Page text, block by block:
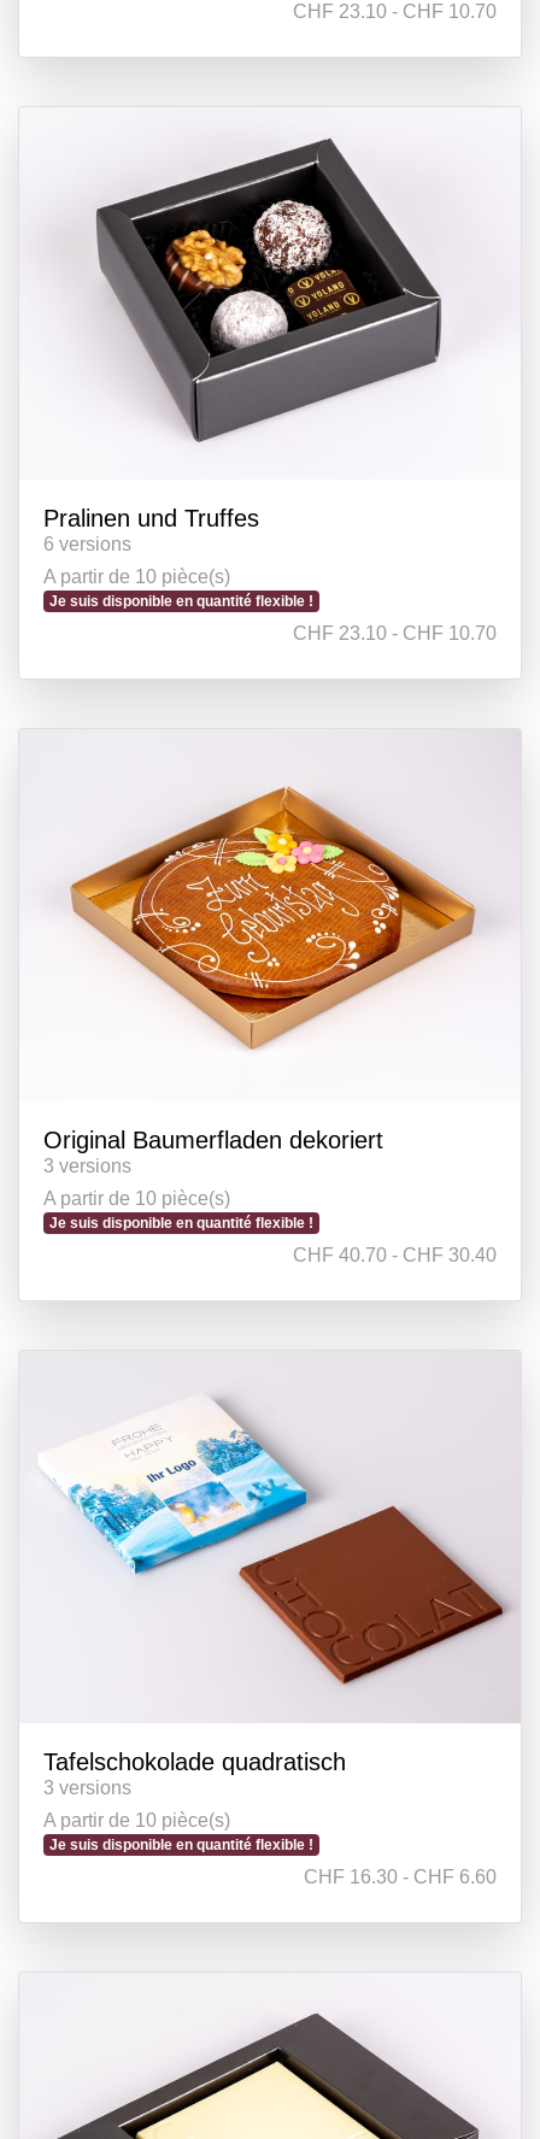
CHF 23.10 - CHF 10.70
Pralinen und Truffes
6 versions
A partir de 10 pièce(s)
Je suis disponible en quantité flexible !
CHF 23.10 - CHF 10.70
Original Baumerfladen dekoriert
3 versions
A partir de 10 pièce(s)
Je suis disponible en quantité flexible !
CHF 40.70 - CHF 30.40
Tafelschokolade quadratisch
3 versions
A partir de 10 pièce(s)
Je suis disponible en quantité flexible !
CHF 16.30 - CHF 6.60